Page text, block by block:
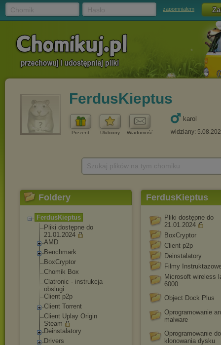
zapomniałem
FerdusKieptus
Prezent Ulubiony Wiadomość
karol
widziany:
Foldery
FerdusKieptus
Pliki dostępne do
21.01.2024
AMD
Benchmark
BoxCryptor
Chomik Box
Clatronic - instrukcja
obslugi
Client p2p
Client Torrent
Client Uplay Origin
Steam
Deinstalatory
Drivers
FerdusKieptus
Pliki dostępne do
21.01.2024
BoxCryptor
Client p2p
Deinstalatory
Filmy
Microsoft wireless
6000
Object Dock Plus
Oprogramowanie
malware
Oprogramowanie do
klonowania dysku